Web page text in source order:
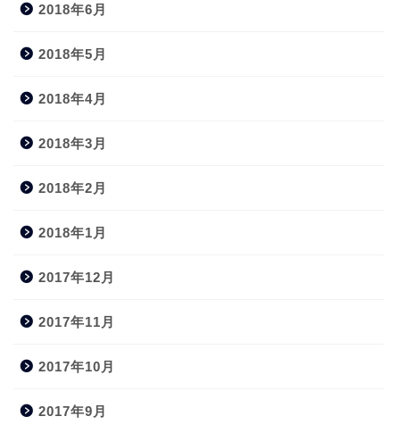
2018年6月
2018年5月
2018年4月
2018年3月
2018年2月
2018年1月
2017年12月
2017年11月
2017年10月
2017年9月